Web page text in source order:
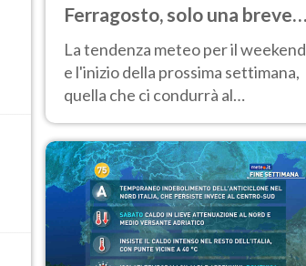
Ferragosto, solo una breve
pausa. Ecco dove
La tendenza meteo per il weekend
e l'inizio della prossima settimana,
quella che ci condurrà al
temperature molto elevate